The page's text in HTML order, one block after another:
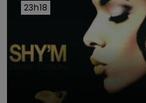
23h18
23h18